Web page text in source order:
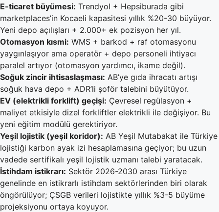
E-ticaret büyümesi: Trendyol + Hepsiburada gibi
marketplaces’in Kocaeli kapasitesi yıllık %20-30 büyüyor.
Yeni depo açılışları + 2.000+ ek pozisyon her yıl.
Otomasyon kısmi: WMS + barkod + raf otomasyonu
yaygınlaşıyor ama operatör + depo personeli ihtiyacı
paralel artıyor (otomasyon yardımcı, ikame değil).
Soğuk zincir ihtisaslaşması: AB’ye gıda ihracatı artışı
soğuk hava depo + ADR’li şoför talebini büyütüyor.
EV (elektrikli forklift) geçişi: Çevresel regülasyon +
maliyet etkisiyle dizel forkliftler elektrikli ile değişiyor. Bu
yeni eğitim modülü gerektiriyor.
Yeşil lojistik (yeşil koridor): AB Yeşil Mutabakat ile Türkiye
lojistiği karbon ayak izi hesaplamasına geçiyor; bu uzun
vadede sertifikalı yeşil lojistik uzmanı talebi yaratacak.
İstihdam istikrarı: Sektör 2026-2030 arası Türkiye
genelinde en istikrarlı istihdam sektörlerinden biri olarak
öngörülüyor; ÇSGB verileri lojistikte yıllık %3-5 büyüme
projeksiyonu ortaya koyuyor.